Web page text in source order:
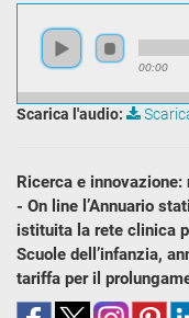
00:00
Scarica l'audio:
Ricerca e
- On line l’Annuario
istituita la rete clinica
Scuole dell’infanzia,
tariffa per il